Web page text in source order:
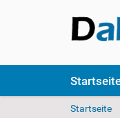
k
S
Startseite